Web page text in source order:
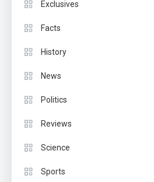
Exclusives
Facts
History
News
Politics
Reviews
Science
Sports